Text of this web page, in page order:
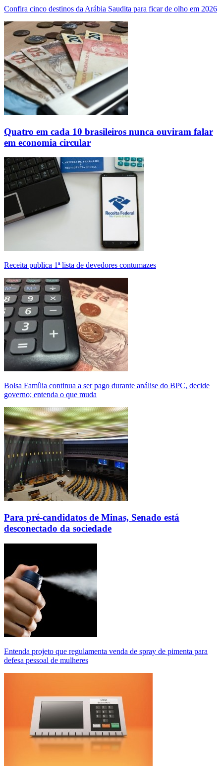
Confira cinco destinos da Arábia Saudita para ficar de olho em 2026
Quatro em cada 10 brasileiros nunca ouviram falar
em economia circular
Receita publica 1ª lista de devedores contumazes
Bolsa Família continua a ser pago durante análise do BPC, decide
governo; entenda o que muda
Para pré-candidatos de Minas, Senado está
desconectado da sociedade
Entenda projeto que regulamenta venda de spray de pimenta para
defesa pessoal de mulheres